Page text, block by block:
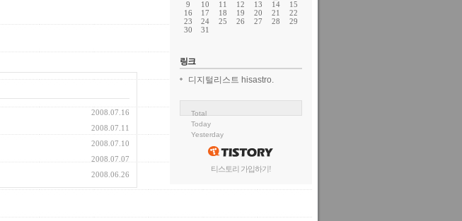
2008.07.16
2008.07.11
2008.07.10
2008.07.07
2008.06.26
9
10 11 12 13 14
15
16
17 18 19 20 21
22
23
24 25 26 27 28
29
30
31
링크
디지털리스트 hisastro.
Total
Today
Yesterday
티스토리 가입하기!